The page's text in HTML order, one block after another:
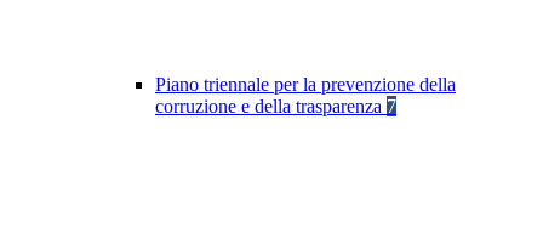
Piano triennale per la prevenzione della
corruzione e della trasparenza 7